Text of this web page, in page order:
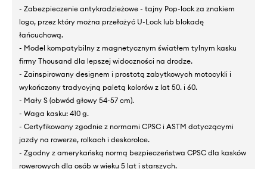
- Zabezpieczenie antykradzieżowe - tajny Pop-lock za znakiem
logo, przez który można przełożyć U-Lock lub blokadę
łańcuchową.
- Model kompatybilny z magnetycznym światłem tylnym kasku
firmy Thousand dla lepszej widoczności na drodze.
- Zainspirowany designem i prostotą zabytkowych motocykli i
wykończony tradycyjną paletą kolorów z lat 50. i 60.
- Mały S (obwód głowy 54-57 cm).
- Waga kasku: 410 g.
- Certyfikowany zgodnie z normami CPSC i ASTM dotyczącymi
jazdy na rowerze, rolkach i deskorolce.
- Zgodny z amerykańską normą bezpieczeństwa CPSC dla kasków
rowerowych dla osób w wieku 5 lat i starszych.